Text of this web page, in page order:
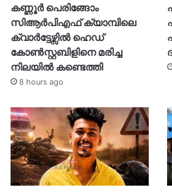
കണ്ണൂർ പെരിങ്ങോം
സിആർപിഎഫ് ക്യാമ്പിലെ
ക്വാർട്ടേഴ്സിൽ ഹെഡ്
കോൺസ്റ്റബിളിനെ മരിച്ച
നിലയിൽ കണ്ടെത്തി
8 hours ago